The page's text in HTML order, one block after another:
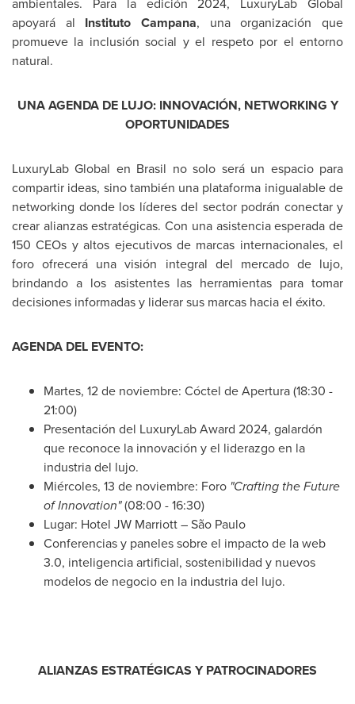
apoyará al Instituto Campana, una organización que
promueve la inclusión social y el respeto por el entorno
natural.
UNA AGENDA DE LUJO: INNOVACIÓN, NETWORKING Y
OPORTUNIDADES
LuxuryLab Global en Brasil no solo será un espacio para
compartir ideas, sino también una plataforma inigualable de
networking donde los líderes del sector podrán conectar y
crear alianzas estratégicas. Con una asistencia esperada de
150 CEOs y altos ejecutivos de marcas internacionales, el
foro ofrecerá una visión integral del mercado de lujo,
brindando a los asistentes las herramientas para tomar
decisiones informadas y liderar sus marcas hacia el éxito.
AGENDA DEL EVENTO:
Martes, 12 de noviembre: Cóctel de Apertura (18:30 -
21:00)
Presentación del LuxuryLab Award 2024, galardón
que reconoce la innovación y el liderazgo en la
industria del lujo.
Miércoles, 13 de noviembre: Foro "Crafting the Future
of Innovation"(08:00 - 16:30)
Lugar: Hotel JW Marriott – São Paulo
Conferencias y paneles sobre el impacto de la web
3.0, inteligencia artificial, sostenibilidad y nuevos
modelos de negocio en la industria del lujo.
ALIANZAS ESTRATÉGICAS Y PATROCINADORES